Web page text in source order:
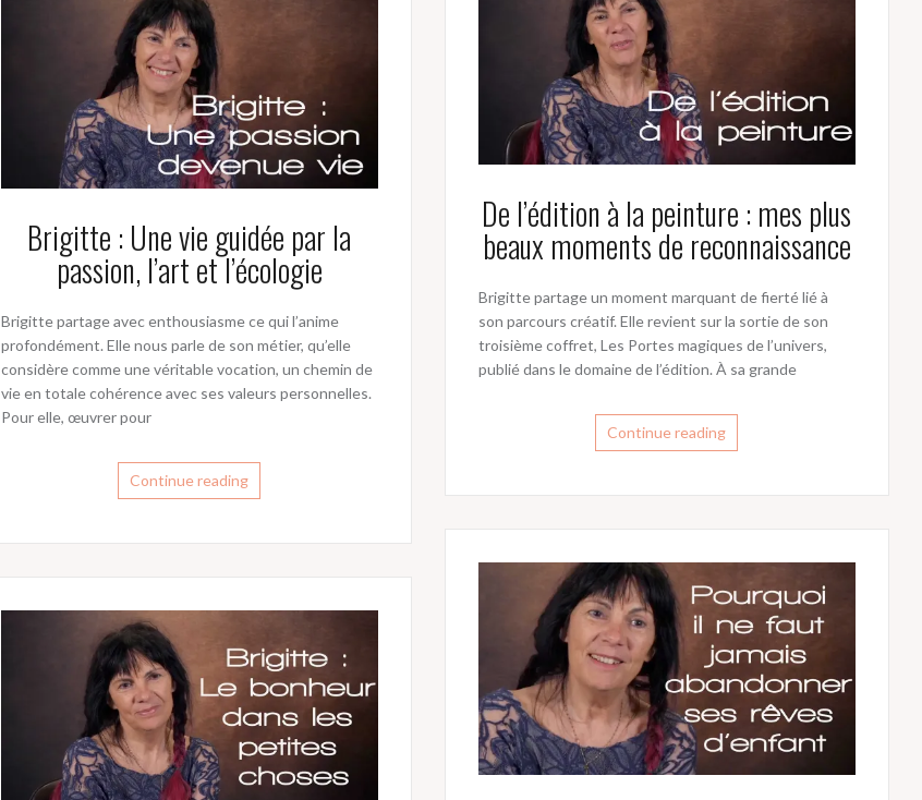
De l’édition à la peinture : mes plus
beaux moments de reconnaissance
Brigitte partage un moment marquant de fierté lié à
son parcours créatif. Elle revient sur la sortie de son
troisième coffret, Les Portes magiques de l’univers,
publié dans le domaine de l’édition. À sa grande
Continue reading
Brigitte : Une vie guidée par la
passion, l’art et l’écologie
Brigitte partage avec enthousiasme ce qui l’anime
profondément. Elle nous parle de son métier, qu’elle
considère comme une véritable vocation, un chemin de
vie en totale cohérence avec ses valeurs personnelles.
Pour elle, œuvrer pour
Continue reading